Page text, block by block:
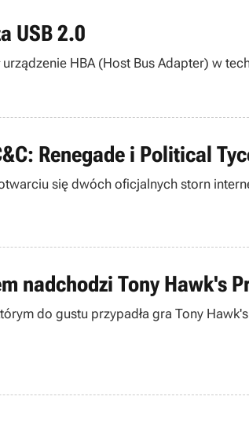
USB 2.0
HBA (Host Bus Adapter) w
Renegade i Political
się dwóch oficjalnych storn
nadchodzi Tony Hawk's
do gustu przypadła gra Tony